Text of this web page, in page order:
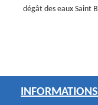
dégât des eaux Saint